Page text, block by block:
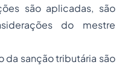
são aplicadas, são
do mestre
da sanção tributária são